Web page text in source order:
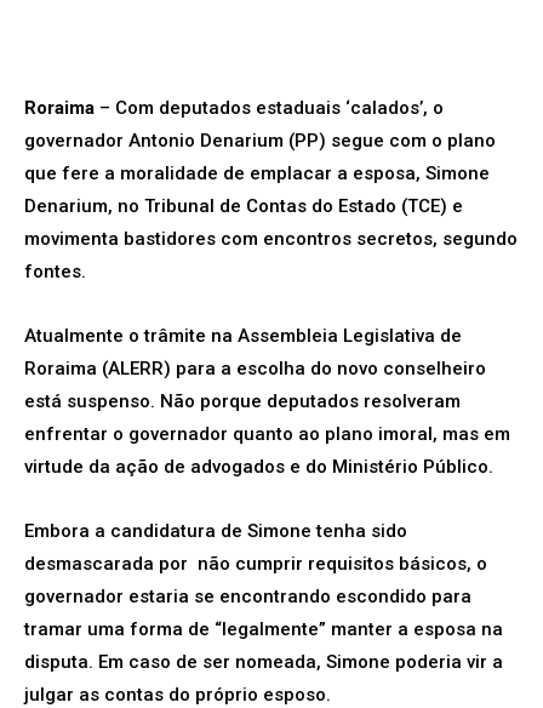
Roraima – Com deputados estaduais ‘calados’, o
governador Antonio Denarium (PP) segue com o plano
que fere a moralidade de emplacar a esposa, Simone
Denarium, no Tribunal de Contas do Estado (TCE) e
movimenta bastidores com encontros secretos, segundo
fontes.
Atualmente o trâmite na Assembleia Legislativa de
Roraima (ALERR) para a escolha do novo conselheiro
está suspenso. Não porque deputados resolveram
enfrentar o governador quanto ao plano imoral, mas em
virtude da ação de advogados e do Ministério Público.
Embora a candidatura de Simone tenha sido
desmascarada por não cumprir requisitos básicos, o
governador estaria se encontrando escondido para
tramar uma forma de “legalmente” manter a esposa na
disputa. Em caso de ser nomeada, Simone poderia vir a
julgar as contas do próprio esposo.